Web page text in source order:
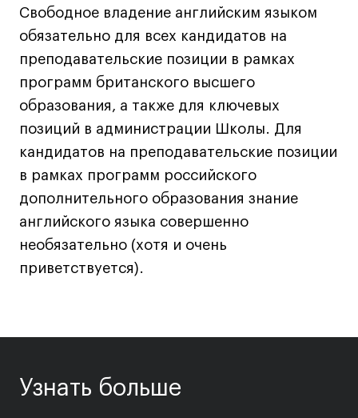
Блог
Преподаватели
Лицензии и аккредитации
Для прессы
Ресурсы
Партнеры
Связи с индустрией
Вакансии
Контакты
Иностранным студентам
Вопросы и ответы
Свободное владение английским языком
обязательно для всех кандидатов на
преподавательские позиции в рамках
программ британского высшего
образования, а также для ключевых
позиций в администрации Школы. Для
кандидатов на преподавательские позиции
в рамках программ российского
дополнительного образования знание
английского языка совершенно
необязательно (хотя и очень
приветствуется).
Узнать больше